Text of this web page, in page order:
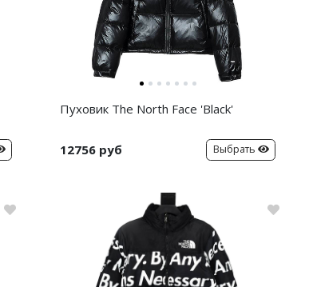
Пуховик The North Face 'Black'
12756 руб Выбрать